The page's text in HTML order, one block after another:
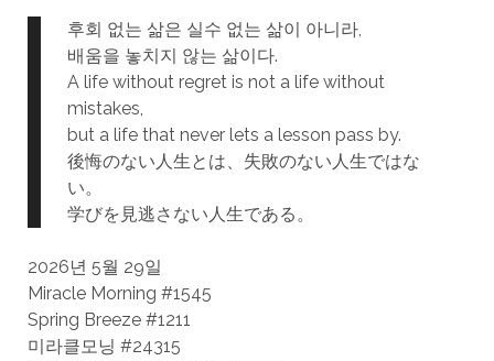
후회 없는 삶은 실수 없는 삶이 아니라,
배움을 놓치지 않는 삶이다.
A life without regret is not a life without
mistakes,
but a life that never lets a lesson pass by.
後悔のない人生とは、失敗のない人生ではな
い。
学びを見逃さない人生である。
2026년 5월 29일
Miracle Morning #1545
Spring Breeze #1211
미라클모닝 #24315